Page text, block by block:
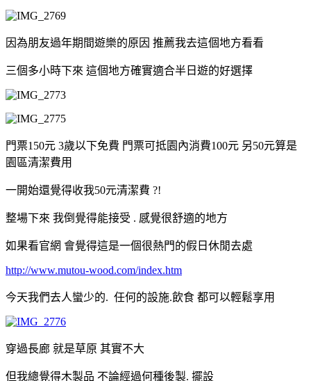
因為朋友過年期間遊樂的原因 推薦我去這個地方看看
三個多小時下來 這個地方確實適合半日遊的好選擇
門票150元 3歲以下免費 門票可抵園內消費100元 另50元算是
園區清潔費用
一開始還覺得收我50元清潔費 ?!
整場下來 我倒覺得能接受 . 感覺很舒適的地方
如果看官網 會覺得這是一個很熱門的假日休閒去處
http://www.mutou-wood.com/index.htm
今天我們去人蠻少的. 任何的設施.飲食 都可以輕鬆享用
穿過長廊 就是草原 其實不大
但我總覺得木製品 不論經過何種後製. 擺設